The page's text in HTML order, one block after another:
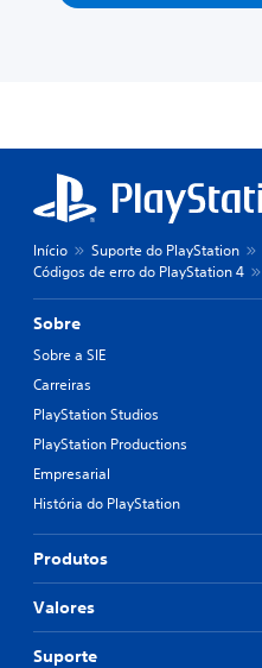
Início Suporte do PlayStation
Códigos de erro do PlayStation 4
Sobre
Sobre a SIE
Carreiras
PlayStation Studios
PlayStation Productions
Empresarial
História do PlayStation
Produtos
Valores
Suporte